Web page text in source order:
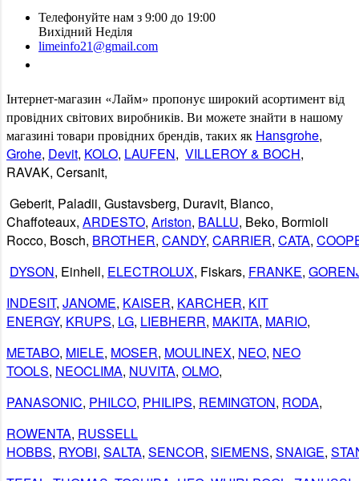
Телефонуйте нам з 9:00 до 19:00
Вихідний Неділя
limeinfo21@gmail.com
Інтернет-магазин «Лайм» пропонуєширокий асортиментвід
провіднихсвітовихвиробників. Ви можетезнайти в нашому
магазинітовари провіднихбрендів, такихяк Hansgrohe,
Grohe, Devit, KOLO, LAUFEN, VILLEROY & BOCH,
RAVAK, Cersanit,
Geberit, Paladii, Gustavsberg, Duravit, Blanco,
Chaffoteaux, ARDESTO, Ariston, BALLU, Beko, Bormioli
Rocco, Bosch, BROTHER, CANDY, CARRIER, CATA,
DYSON, Einhell, ELECTROLUX, Fiskars, FRANKE,
INDESIT, JANOME, KAISER, KARCHER, KIT
ENERGY, KRUPS, LG, LIEBHERR, MAKITA, MARIO,
METABO, MIELE, MOSER, MOULINEX, NEO, NEO
TOOLS, NEOCLIMA, NUVITA, OLMO,
PANASONIC, PHILCO, PHILIPS, REMINGTON, RODA,
ROWENTA, RUSSELL
HOBBS, RYOBI, SALTA, SENCOR, SIEMENS, SNAIGE,